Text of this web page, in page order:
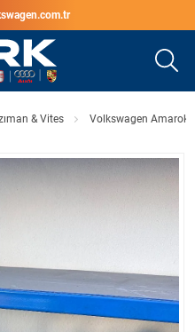
& Vites Volkswagen Amarok